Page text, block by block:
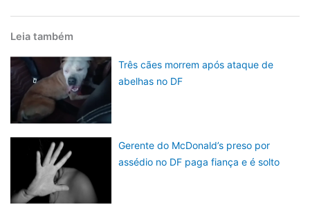
Leia também
Três cães morrem após ataque de
abelhas no DF
Gerente do McDonald’s preso por
assédio no DF paga fiança e é solto